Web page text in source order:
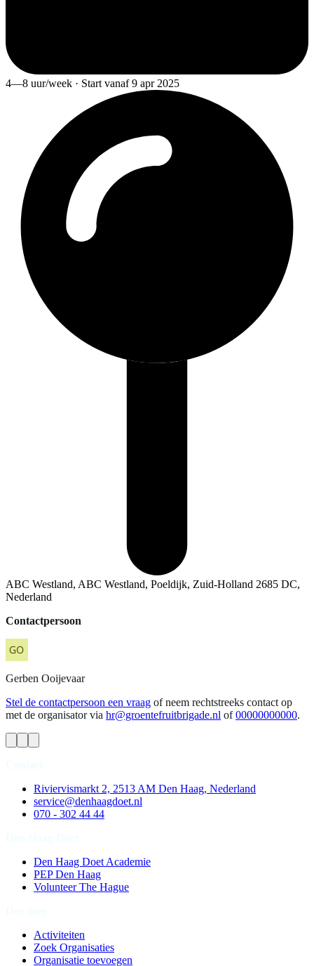
4—8 uur/week · Start vanaf 9 apr 2025
ABC Westland, ABC Westland, Poeldijk, Zuid-Holland 2685 DC,
Nederland
Contactpersoon
Gerben Ooijevaar
Stel de contactpersoon een vraag of neem rechtstreeks contact op
met de organisator via hr@groentefruitbrigade.nl of 00000000000.
Riviervismarkt 2, 2513 AM Den Haag, Nederland
service@denhaagdoet.nl
070 - 302 44 44
Den Haag Doet Academie
PEP Den Haag
Volunteer The Hague
Activiteiten
Zoek Organisaties
Organisatie toevoegen